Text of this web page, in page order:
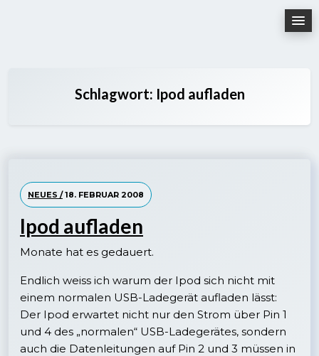
Schlagwort: Ipod aufladen
NEUES /18. FEBRUAR 2008
Ipod aufladen
Monate hat es gedauert.
Endlich weiss ich warum der Ipod sich nicht mit
einem normalen USB-Ladegerät aufladen lässt:
Der Ipod erwartet nicht nur den Strom über Pin 1
und 4 des „normalen“ USB-Ladegerätes, sondern
auch die Datenleitungen auf Pin 2 und 3 müssen in